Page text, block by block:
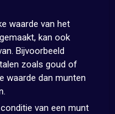
waarde van het
kan ook
Bijvoorbeeld
zoals goud of
waarde dan munten
van een munt